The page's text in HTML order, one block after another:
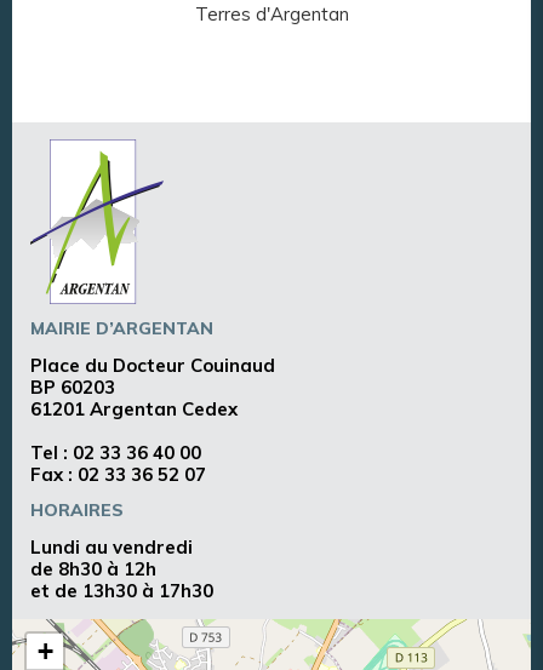
Terres d'Argentan
MAIRIE D’ARGENTAN
Place du Docteur Couinaud
BP 60203
61201 Argentan Cedex
Tel : 02 33 36 40 00
Fax : 02 33 36 52 07
HORAIRES
Lundi au vendredi
de 8h30 à 12h
et de 13h30 à 17h30
+